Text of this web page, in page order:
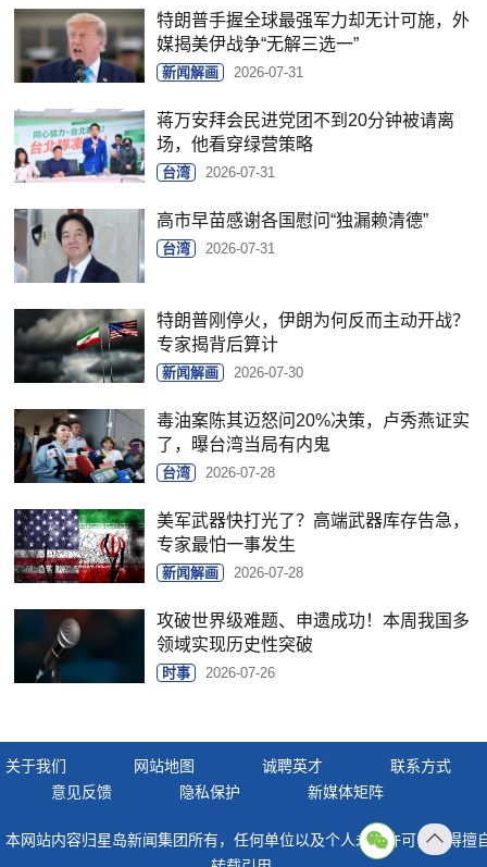
特朗普手握全球最强军力却无计可施，外
媒揭美伊战争“无解三选一”
新闻解画 2026-07-31
蒋万安拜会民进党团不到20分钟被请离
场，他看穿绿营策略
台湾 2026-07-31
高市早苗感谢各国慰问“独漏赖清德”
台湾 2026-07-31
特朗普刚停火，伊朗为何反而主动开战？
专家揭背后算计
新闻解画 2026-07-30
毒油案陈其迈怒问20%决策，卢秀燕证实
了，曝台湾当局有内鬼
台湾 2026-07-28
美军武器快打光了？高端武器库存告急，
专家最怕一事发生
新闻解画 2026-07-28
攻破世界级难题、申遗成功！本周我国多
领域实现历史性突破
时事 2026-07-26
关于我们 网站地图 诚聘英才
联系方式
意见反馈
隐私保护 新媒体矩阵
本网站内容归星岛新闻集团所有，任何单位以及个人未经许可，不得擅